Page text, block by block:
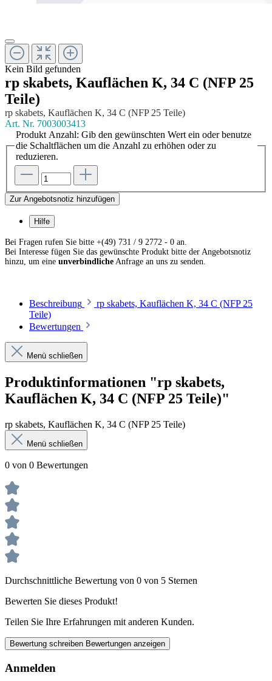
Kein Bild gefunden
rp skabets, Kauflächen K, 34 C (NFP 25
Teile)
rp skabets, Kauflächen K, 34 C (NFP 25 Teile)
Art. Nr. 7003003413
Produkt Anzahl: Gib den gewünschten Wert ein oder benutze
die Schaltflächen um die Anzahl zu erhöhen oder zu
reduzieren.
Zur Angebotsnotiz hinzufügen
Hilfe
Bei Fragen rufen Sie bitte +(49) 731 / 9 2772 - 0 an.
Bei Interesse fügen Sie das gewünschte Produkt bitte der Angebotsnotiz
hinzu, um eine unverbindliche Anfrage an uns zu senden.
Beschreibung
rp skabets, Kauflächen K, 34 C (NFP 25
Teile)
Bewertungen
Menü schließen
Produktinformationen "rp skabets,
Kauflächen K, 34 C (NFP 25 Teile)"
rp skabets, Kauflächen K, 34 C (NFP 25 Teile)
Menü schließen
0 von 0 Bewertungen
Durchschnittliche Bewertung von 0 von 5 Sternen
Bewerten Sie dieses Produkt!
Teilen Sie Ihre Erfahrungen mit anderen Kunden.
Bewertung schreiben Bewertungen anzeigen
Anmelden